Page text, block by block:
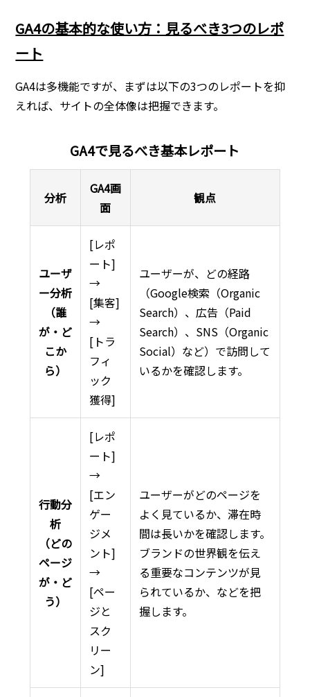
GA4の基本的な使い方：見るべき3つのレポ
ート
GA4は多機能ですが、まずは以下の3つのレポートを抑
えれば、サイトの全体像は把握できます。
GA4で見るべき基本レポート
分析
GA4画
面
観点
ユーザ
ー分析
（誰
が・ど
こか
ら）
[レポ
ート]
→
[集客]
→
[トラ
フィ
ック
獲得]
ユーザーが、どの経路
（Google検索（Organic
Search）、広告（Paid
Search）、SNS（Organic
Social）など）で訪問して
いるかを確認します。
行動分
析
（どの
ページ
が・ど
う）
[レポ
ート]
→
[エン
ゲー
ジメ
ント]
→
[ペー
ジと
スク
リー
ン]
ユーザーがどのページを
よく見ているか、滞在時
間は長いかを確認します。
ブランドの世界観を伝え
る重要なコンテンツが見
られているか、などを把
握します。